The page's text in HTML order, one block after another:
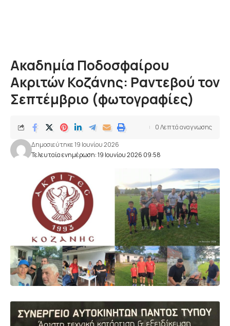
Ακαδημία Ποδοσφαίρου
Ακριτών Κοζάνης: Ραντεβού τον
Σεπτέμβριο (φωτογραφίες)
Τελευταία ενημέρωση: 19 Ιουνίου 2026 09:58
Δημοσιεύτηκε 19 Ιουνίου 2026
0 Λεπτά αναγνωσης